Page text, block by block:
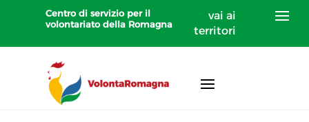
Centro di servizio per il
volontariato della Romagna
vai ai
territori